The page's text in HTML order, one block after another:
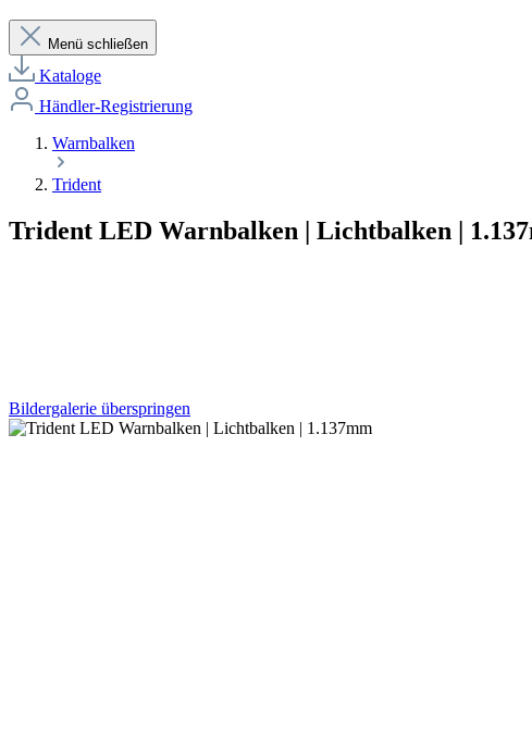
Menü schließen
Kataloge
Händler-Registrierung
Warnbalken
Trident
Trident LED Warnbalken | Lichtbalken |
Bildergalerie überspringen